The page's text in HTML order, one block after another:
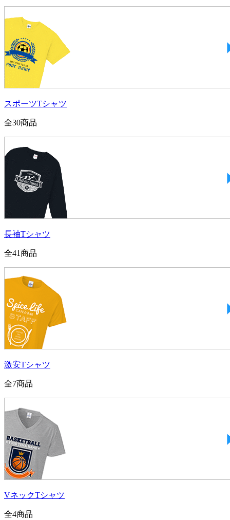
スポーツTシャツ
全30商品
長袖Tシャツ
全41商品
激安Tシャツ
全7商品
VネックTシャツ
全4商品